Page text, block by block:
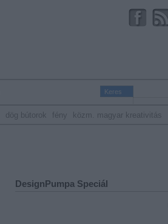
dög bútorok fény közm. magyar kreativitás
DesignPumpa Speciál